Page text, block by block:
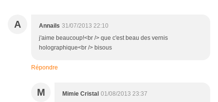
A Annails 31/07/2013 22:10
j'aime beaucoup!<br /> que c'est beau des vernis
holographique<br /> bisous
Répondre
M Mimie Cristal 01/08/2013 23:37